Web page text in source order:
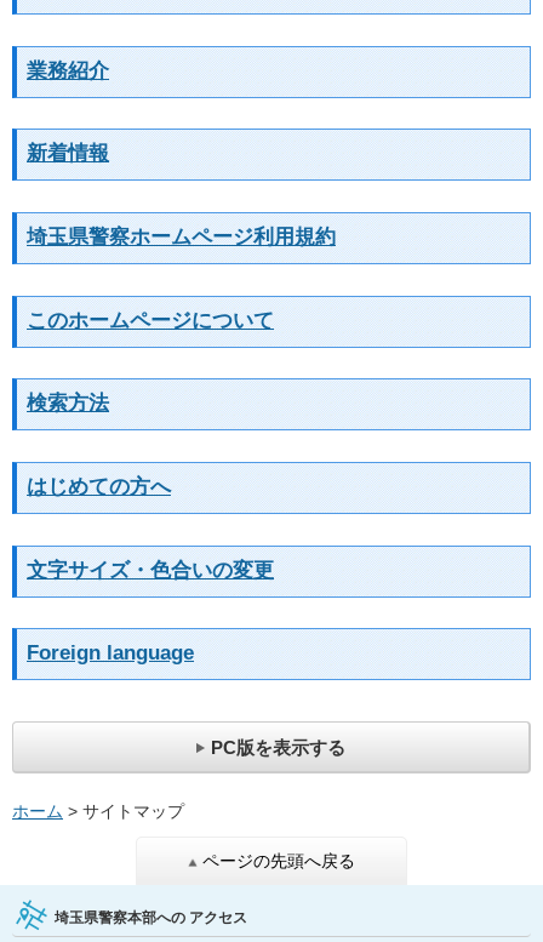
業務紹介
新着情報
埼玉県警察ホームページ利用規約
このホームページについて
検索方法
はじめての方へ
文字サイズ・色合いの変更
Foreign language
PC版を表示する
ホーム > サイトマップ
ページの先頭へ戻る
埼玉県警察本部への アクセス